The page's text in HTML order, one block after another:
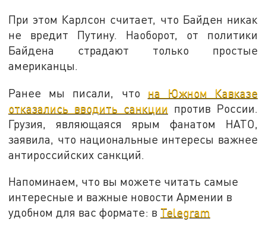
При этом Карлсон считает, что Байден никак
не вредит Путину. Наоборот, от политики
Байдена страдают только простые
американцы.
Ранее мы писали, что на Южном Кавказе
отказались вводить санкции против России.
Грузия, являющаяся ярым фанатом НАТО,
заявила, что национальные интересы важнее
антироссийских санкций.
Напоминаем, что вы можете читать самые
интересные и важные новости Армении в
удобном для вас формате: в Telegram